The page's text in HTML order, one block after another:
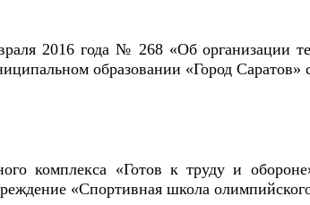
2016 года № 268 «Об организации
образовании «Город
комплекса «Готов к труду и
«Спортивная школа